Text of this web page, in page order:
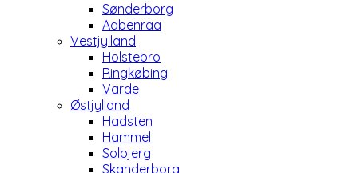
Sønderborg
Aabenraa
Vestjylland
Holstebro
Ringkøbing
Varde
Østjylland
Hadsten
Hammel
Solbjerg
Skanderborg